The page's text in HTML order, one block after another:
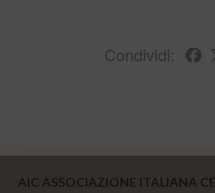
Condividi:
AIC ASSOCIAZIONE ITALIANA